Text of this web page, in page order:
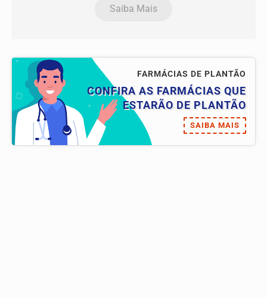
Saiba Mais
FARMÁCIAS DE PLANTÃO
CONFIRA AS FARMÁCIAS QUE
ESTARÃO DE PLANTÃO
SAIBA MAIS